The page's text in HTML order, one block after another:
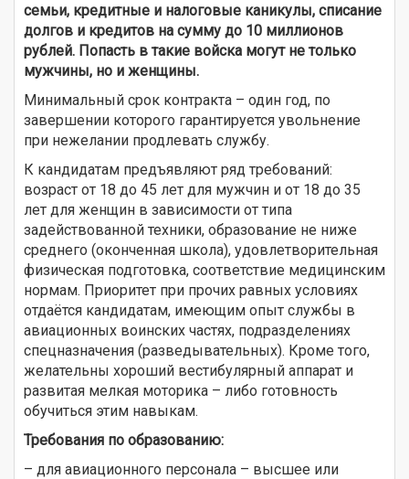
семьи, кредитные и налоговые каникулы, списание
долгов и кредитов на сумму до 10 миллионов
рублей. Попасть в такие войска могут не только
мужчины, но и женщины.
Минимальный срок контракта – один год, по
завершении которого гарантируется увольнение
при нежелании продлевать службу.
К кандидатам предъявляют ряд требований:
возраст от 18 до 45 лет для мужчин и от 18 до 35
лет для женщин в зависимости от типа
задействованной техники, образование не ниже
среднего (оконченная школа), удовлетворительная
физическая подготовка, соответствие медицинским
нормам. Приоритет при прочих равных условиях
отдаётся кандидатам, имеющим опыт службы в
авиационных воинских частях, подразделениях
спецназначения (разведывательных). Кроме того,
желательны хороший вестибулярный аппарат и
развитая мелкая моторика – либо готовность
обучиться этим навыкам.
Требования по образованию:
– для авиационного персонала – высшее или